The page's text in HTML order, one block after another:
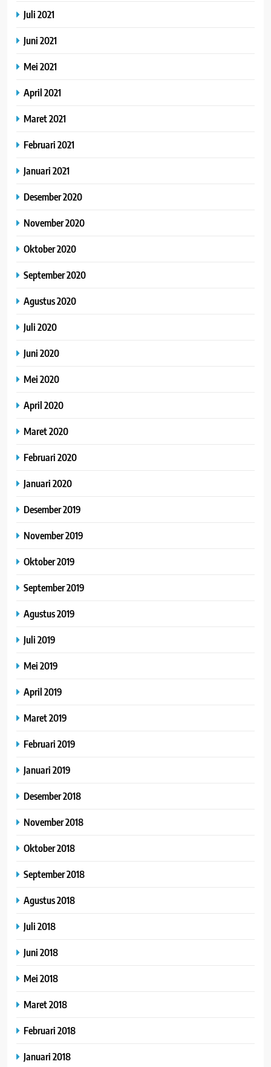
Juli 2021
Juni 2021
Mei 2021
April 2021
Maret 2021
Februari 2021
Januari 2021
Desember 2020
November 2020
Oktober 2020
September 2020
Agustus 2020
Juli 2020
Juni 2020
Mei 2020
April 2020
Maret 2020
Februari 2020
Januari 2020
Desember 2019
November 2019
Oktober 2019
September 2019
Agustus 2019
Juli 2019
Mei 2019
April 2019
Maret 2019
Februari 2019
Januari 2019
Desember 2018
November 2018
Oktober 2018
September 2018
Agustus 2018
Juli 2018
Juni 2018
Mei 2018
Maret 2018
Februari 2018
Januari 2018